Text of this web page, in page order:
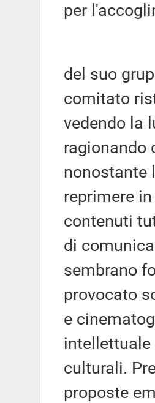
per
del suo
comitato
vedendo la
ragionando
nonostante
reprimere
contenuti
di
sembrano
provocato
e
culturali.
proposte